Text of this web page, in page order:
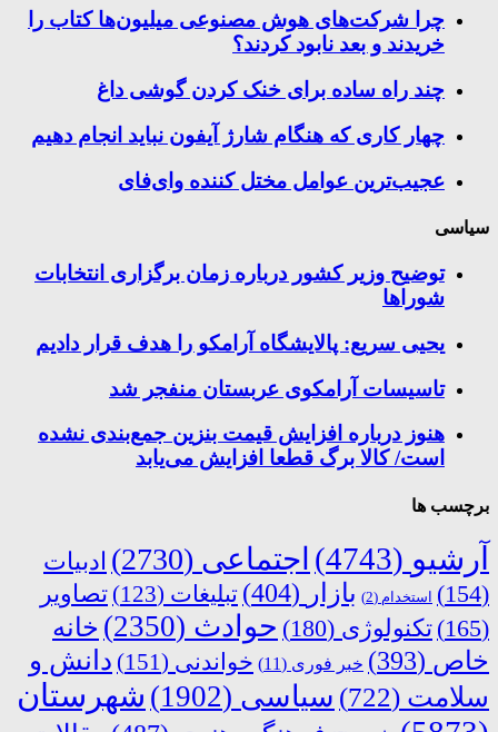
چرا شرکت‌های هوش مصنوعی میلیون‌ها کتاب را
خریدند و بعد نابود کردند؟
چند راه‌ ساده برای خنک کردن گوشی داغ
چهار کاری که هنگام شارژ آیفون نباید انجام دهیم
عجیب‌ترین عوامل مختل کننده وای‌فای
سیاسی
توضیح وزیر کشور درباره زمان برگزاری انتخابات
شوراها
یحیی سریع: پالایشگاه آرامکو را هدف قرار دادیم
تاسیسات آرامکوی عربستان منفجر شد
هنوز درباره افزایش قیمت بنزین جمع‌بندی نشده
است/ کالا برگ قطعا افزایش می‌یابد
برچسب ها
آرشیو (4743) اجتماعی (2730)
ادبیات
(154)
استخدام (2) بازار (404) تبلیغات (123)
تصاویر
(165)
تکنولوژی (180) حوادث (2350)
خانه
خاص (393) خبر فوری (11) خواندنی (151)
دانش و
سلامت (722) سیاسی (1902)
شهرستان